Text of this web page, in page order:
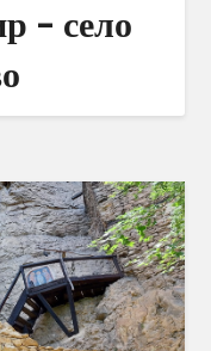
– село